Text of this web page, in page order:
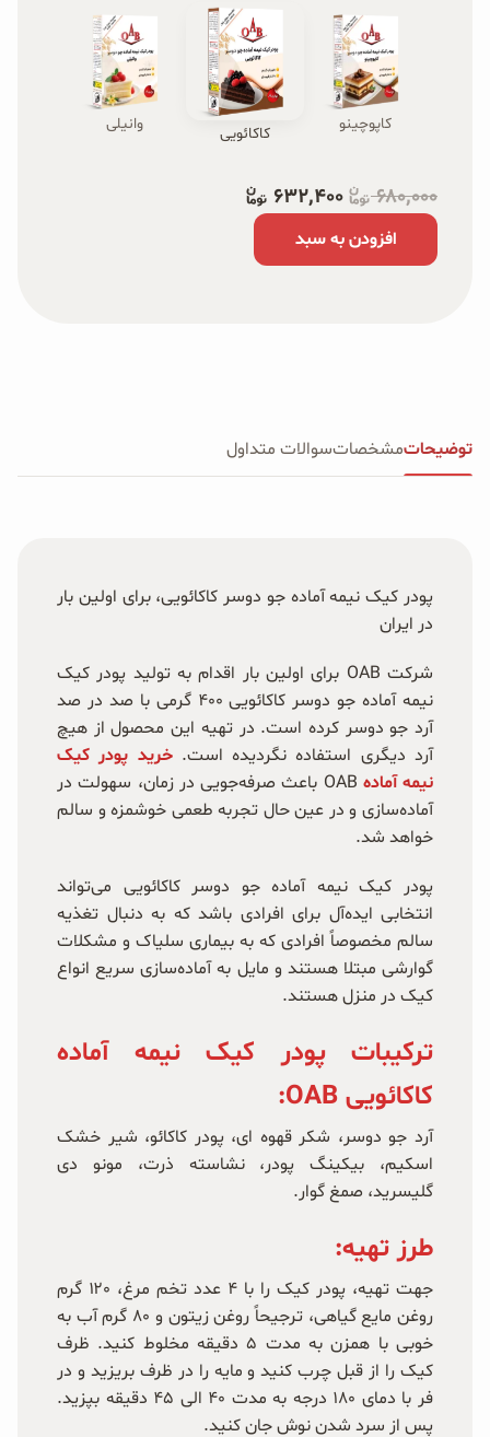
۶۸۰٬۰۰۰ ۶۳۲٬۴۰۰
کاپوچینو کاکائویی وانیلی
افزودن به سبد
توضیحاتمشخصاتسوالات متداول
پودر کیک نیمه آماده جو دوسر کاکائویی، برای اولین بار
در ایران
شرکت OAB برای اولین بار اقدام به تولید پودر کیک
نیمه‌ آماده جو دوسر کاکائویی ۴۰۰ گرمی با صد در صد
آرد جو دوسر کرده است. در تهیه این محصول از هیچ
آرد دیگری استفاده نگردیده است. خرید پودر کیک
نیمه آماده
OAB باعث صرفه‌جویی در زمان، سهولت در
آماده‌سازی و در عین حال تجربه طعمی خوشمزه و سالم
خواهد شد.
پودر کیک نیمه آماده جو دوسر کاکائویی می‌تواند
انتخابی ایده‌آل برای افرادی باشد که به دنبال تغذیه
سالم مخصوصاً افرادی که به بیماری سلیاک و مشکلات
گوارشی مبتلا هستند و مایل به آماده‌سازی سریع انواع
کیک در منزل هستند.
ترکیبات پودر کیک نیمه آماده
کاکائویی OAB:
آرد جو دوسر، شکر قهوه ای، پودر کاکائو، شیر خشک
اسکیم، بیکینگ پودر، نشاسته ذرت، مونو دی
گلیسرید، صمغ گوار.
طرز تهیه:
جهت تهیه، پودر کیک را با ۴ عدد تخم مرغ، ۱۲۰ گرم
روغن مایع گیاهی، ترجیحاً روغن زیتون و ۸۰ گرم آب به
خوبی با همزن به مدت ۵ دقیقه مخلوط کنید. ظرف
کیک را از قبل چرب کنید و مایه را در ظرف بریزید و در
فر با دمای ۱۸۰ درجه به مدت ۴۰ الی ۴۵ دقیقه بپزید.
پس از سرد شدن نوش جان کنید.